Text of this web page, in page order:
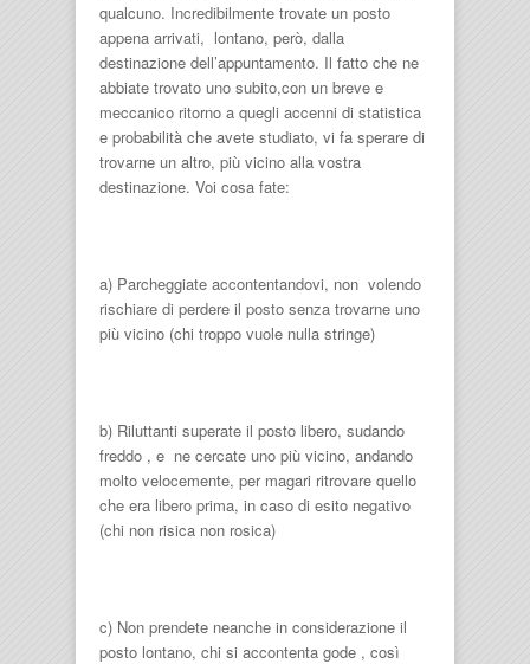
qualcuno. Incredibilmente trovate un posto
appena arrivati, lontano, però, dalla
destinazione dell’appuntamento. Il fatto che ne
abbiate trovato uno subito,con un breve e
meccanico ritorno a quegli accenni di statistica
e probabilità che avete studiato, vi fa sperare di
trovarne un altro, più vicino alla vostra
destinazione. Voi cosa fate:
a) Parcheggiate accontentandovi, non volendo
rischiare di perdere il posto senza trovarne uno
più vicino (chi troppo vuole nulla stringe)
b) Riluttanti superate il posto libero, sudando
freddo , e ne cercate uno più vicino, andando
molto velocemente, per magari ritrovare quello
che era libero prima, in caso di esito negativo
(chi non risica non rosica)
c) Non prendete neanche in considerazione il
posto lontano, chi si accontenta gode , così